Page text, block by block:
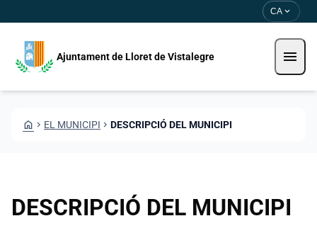
CA expand_more
Ajuntament de Lloret de Vistalegre menu
HOME CHEVRON_RIGHT EL MUNICIPI CHEVRON_RIGHT DESCRIPCIÓ DEL MUNICIPI
DESCRIPCIÓ DEL MUNICIPI